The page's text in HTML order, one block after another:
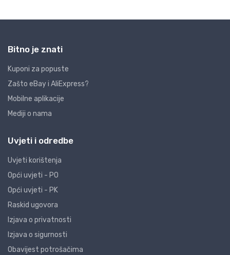
Bitno je znati
Kuponi za popuste
Zašto eBay i AliExpress?
Mobilne aplikacije
Mediji o nama
Uvjeti i odredbe
Uvjeti korištenja
Opći uvjeti - PO
Opći uvjeti - PK
Raskid ugovora
Izjava o privatnosti
Izjava o sigurnosti
Obavijest potrošačima